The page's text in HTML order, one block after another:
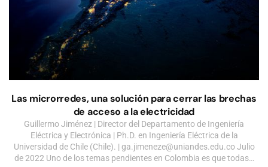
Las microrredes, una solución para cerrar las brechas
de acceso a la electricidad
Guillermo Jiménez | Director del Departamento de Ingeniería
Eléctrica y Electrónica | Ph.D. en Ingeniería Eléctrica de la
Universidad de Chile (Chile). | ga.jimeneze@uniandes.edu.coJulio
de 2022 Uno de los temas pendientes en Colombia es que todas…